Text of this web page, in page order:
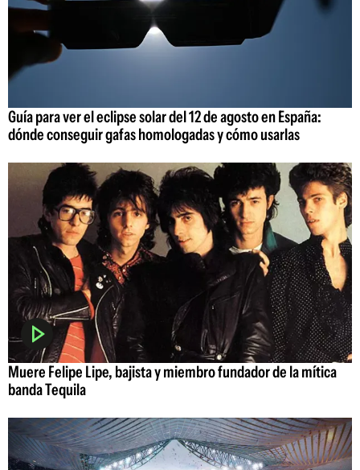
Guía para ver el eclipse solar del 12 de agosto en España:
dónde conseguir gafas homologadas y cómo usarlas
Muere Felipe Lipe, bajista y miembro fundador de la mítica
banda Tequila